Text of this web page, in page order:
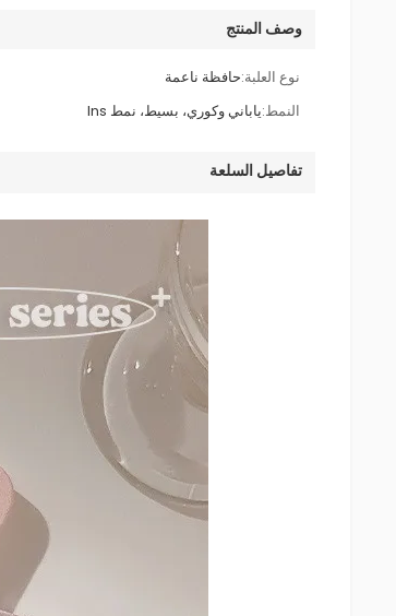
وصف المنتج
نوع العلبة:حافظة ناعمة
النمط:ياباني وكوري، بسيط، نمط Ins
تفاصيل السلعة